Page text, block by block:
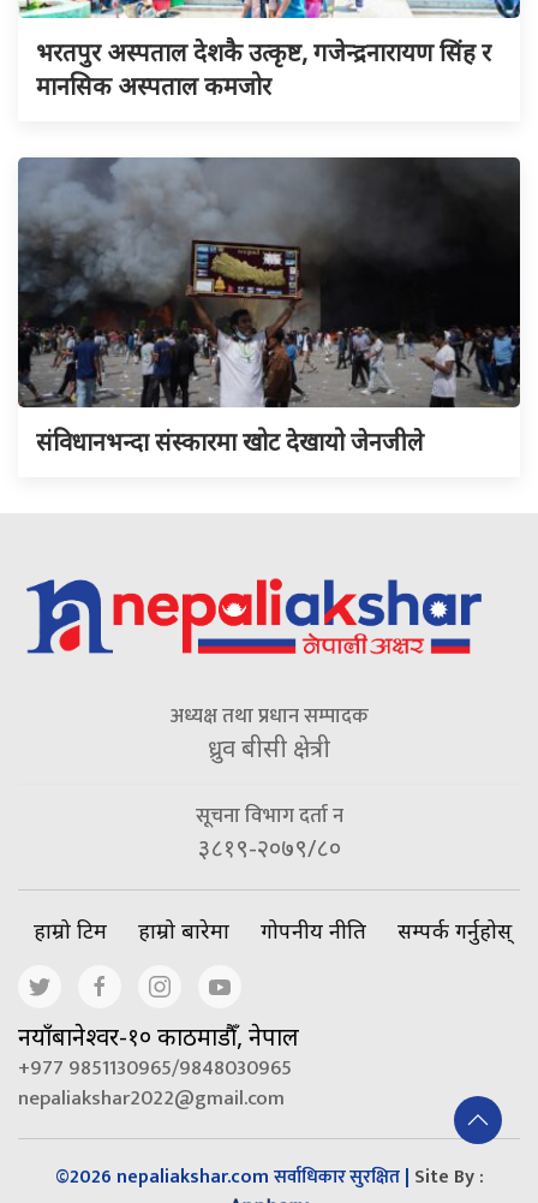
भरतपुर अस्पताल देशकै उत्कृष्ट, गजेन्द्रनारायण सिंह र
मानसिक अस्पताल कमजोर
संविधानभन्दा संस्कारमा खोट देखायो जेनजीले
अध्यक्ष तथा प्रधान सम्पादक
ध्रुव बीसी क्षेत्री
सूचना विभाग दर्ता न
३८१९-२०७९/८०
हाम्रो टिम हाम्रो बारेमा गोपनीय नीति सम्पर्क गर्नुहोस्
नयाँबानेश्वर-१० काठमाडौँ, नेपाल
+977 9851130965/9848030965
nepaliakshar2022@gmail.com
©2026 nepaliakshar.com सर्वाधिकार सुरक्षित| Site By :